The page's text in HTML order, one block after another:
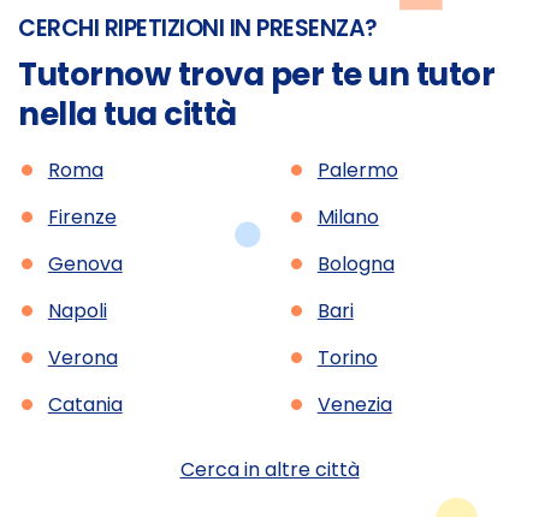
CERCHI RIPETIZIONI IN PRESENZA?
Tutornow trova per te un tutor
nella tua città
• Roma • Palermo
• Firenze • Milano
• Genova • Bologna
• Napoli • Bari
• Verona • Torino
• Catania • Venezia
Cerca in altre città